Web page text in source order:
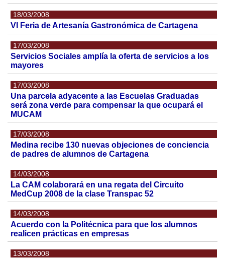
18/03/2008
VI Feria de Artesanía Gastronómica de Cartagena
17/03/2008
Servicios Sociales amplía la oferta de servicios a los
mayores
17/03/2008
Una parcela adyacente a las Escuelas Graduadas
será zona verde para compensar la que ocupará el
MUCAM
17/03/2008
Medina recibe 130 nuevas objeciones de conciencia
de padres de alumnos de Cartagena
14/03/2008
La CAM colaborará en una regata del Circuito
MedCup 2008 de la clase Transpac 52
14/03/2008
Acuerdo con la Politécnica para que los alumnos
realicen prácticas en empresas
13/03/2008